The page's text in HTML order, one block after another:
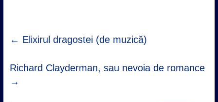
← Elixirul dragostei (de muzică)
Richard Clayderman, sau nevoia de romance
→